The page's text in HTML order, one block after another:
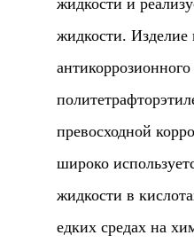
жидкости и
жидкости. Изделие
превосходной
широко
жидкости в
едких средах на